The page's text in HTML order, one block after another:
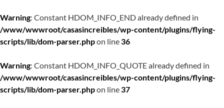
Warning: Constant HDOM_INFO_END already defined in
/www/wwwroot/casasincreibles/wp-content/plugins/flying-
scripts/lib/dom-parser.phpon line36
Warning: Constant HDOM_INFO_QUOTE already defined in
/www/wwwroot/casasincreibles/wp-content/plugins/flying-
scripts/lib/dom-parser.phpon line37